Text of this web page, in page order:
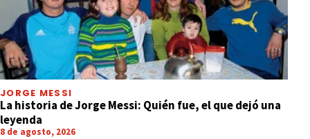
JORGE MESSI
La historia de Jorge Messi: Quién fue, el que dejó una
leyenda
8 de agosto, 2026